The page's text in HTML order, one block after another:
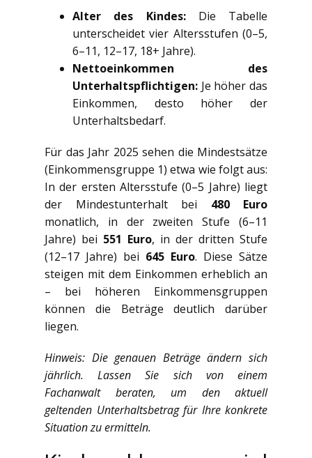
Alter des Kindes:Die Tabelle
unterscheidet vier Altersstufen (0–5,
6–11, 12–17, 18+ Jahre).
Nettoeinkommen des
Unterhaltspflichtigen: Je höher das
Einkommen, desto höher der
Unterhaltsbedarf.
Für das Jahr 2025 sehen die Mindestsätze
(Einkommensgruppe 1) etwa wie folgt aus:
In der ersten Altersstufe (0–5 Jahre) liegt
der Mindestunterhalt bei 480 Euro
monatlich, in der zweiten Stufe (6–11
Jahre) bei 551 Euro, in der dritten Stufe
(12–17 Jahre) bei 645 Euro. Diese Sätze
steigen mit dem Einkommen erheblich an
– bei höheren Einkommensgruppen
können die Beträge deutlich darüber
liegen.
Hinweis: Die genauen Beträge ändern sich
jährlich. Lassen Sie sich von einem
Fachanwalt beraten, um den aktuell
geltenden Unterhaltsbetrag für Ihre konkrete
Situation zu ermitteln.